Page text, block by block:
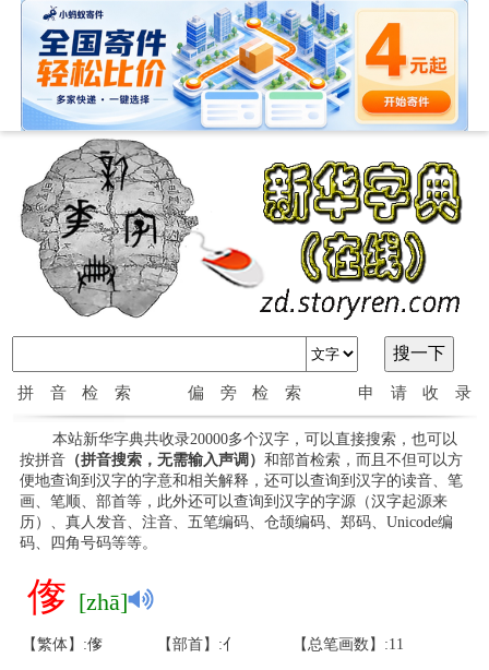
拼音检索 偏旁检索 申请收录
本站新华字典共收录20000多个汉字，可以直接搜索，也可以
按拼音（拼音搜索，无需输入声调） 和部首检索，而且不但可以方
便地查询到汉字的字意和相关解释，还可以查询到汉字的读音、笔
画、笔顺、部首等，此外还可以查询到汉字的字源（汉字起源来
历）、真人发音、注音、五笔编码、仓颉编码、郑码、Unicode编
码、四角号码等等。
偧 [zhā]
【繁体】:偧 【部首】:亻 【总笔画数】:11